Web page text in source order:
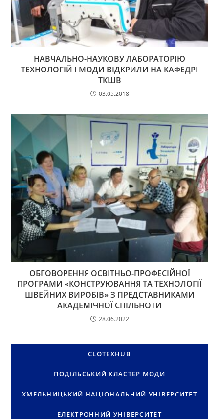
НАВЧАЛЬНО-НАУКОВУ ЛАБОРАТОРІЮ
ТЕХНОЛОГІЙ І МОДИ ВІДКРИЛИ НА КАФЕДРІ
ТКШВ
03.05.2018
ОБГОВОРЕННЯ ОСВІТНЬО-ПРОФЕСІЙНОЇ
ПРОГРАМИ «КОНСТРУЮВАННЯ ТА ТЕХНОЛОГІЇ
ШВЕЙНИХ ВИРОБІВ» З ПРЕДСТАВНИКАМИ
АКАДЕМІЧНОЇ СПІЛЬНОТИ
28.06.2022
CLOTEXHUB
ПОДІЛЬСЬКИЙ КЛАСТЕР МОДИ
ХМЕЛЬНИЦЬКИЙ НАЦІОНАЛЬНИЙ УНІВЕРСИТЕТ
ЕЛЕКТРОННИЙ УНІВЕРСИТЕТ